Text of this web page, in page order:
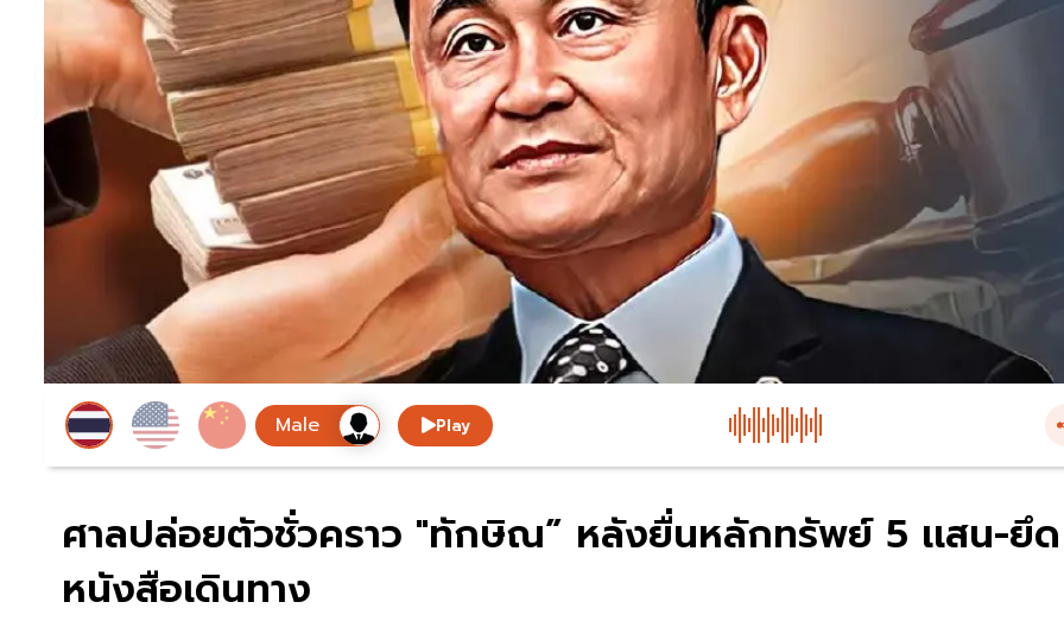
Play
ศาลปล่อยตัวชั่วคราว "ทักษิณ” หลังยื่นหลักทรัพย์ 5 เเสน-ยึด
หนังสือเดินทาง